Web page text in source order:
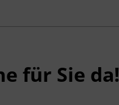
für Sie da!